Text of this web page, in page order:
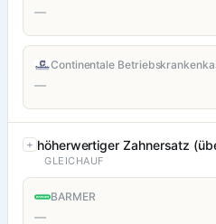
—
Continentale
—
höherwertiger Zahnersatz
GLEICHAUF
BARMER
—